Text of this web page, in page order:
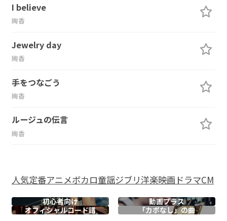
I believe
絢香
Jewelry day
絢香
手をつなごう
絢香
ルージュの伝言
絢香
人気定番アニメボカロ童謡ジブリ洋楽映画ドラマCM
初心者向け
動画プラス
オフィシャルコード譜 「カポなし」の曲